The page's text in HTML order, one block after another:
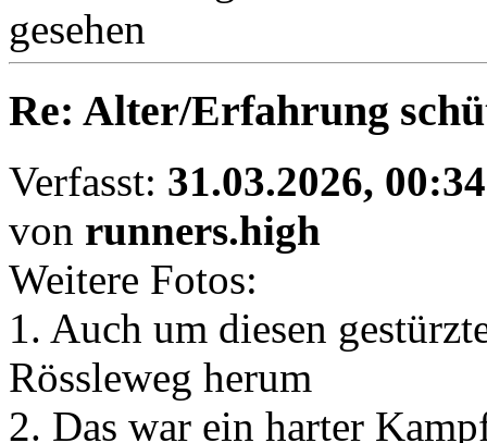
gesehen
Re: Alter/Erfahrung
Verfasst: 31.03.2026, 00:34
von runners.high
Weitere Fotos:
1. Auch um diesen
Rössleweg herum
2. Das war ein harter